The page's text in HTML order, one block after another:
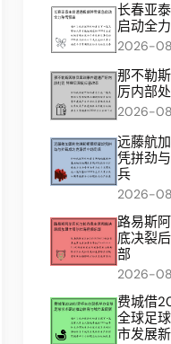
长春亚
启动全
2026-
那不勒
厉内部
2026-
远藤航
凭拼劲
兵
2026-
路易斯
底决裂
部
2026-
费城借
全球足
市发展